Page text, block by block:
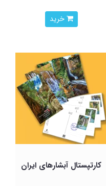
خرید
کارتپستال آبشارهای ایران